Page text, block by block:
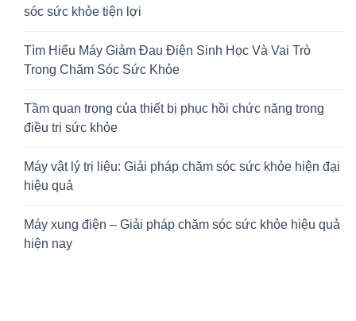
sóc sức khỏe tiện lợi
Tìm Hiểu Máy Giảm Đau Điện Sinh Học Và Vai Trò
Trong Chăm Sóc Sức Khỏe
Tầm quan trọng của thiết bị phục hồi chức năng trong
điều trị sức khỏe
Máy vật lý trị liệu: Giải pháp chăm sóc sức khỏe hiện đại
hiệu quả
Máy xung điện – Giải pháp chăm sóc sức khỏe hiệu quả
hiện nay